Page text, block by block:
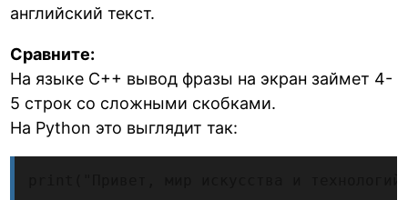
английский текст.
Сравните:
На языке C++ вывод фразы на экран займет 4-
5 строк со сложными скобками.
На Python это выглядит так: